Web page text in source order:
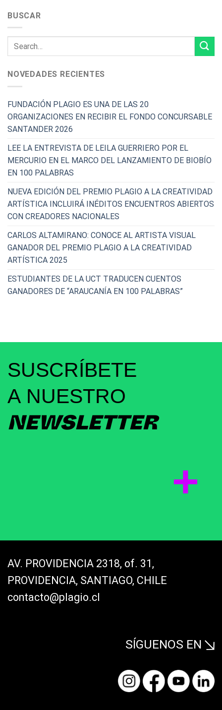
BUSCAR
NOVEDADES RECIENTES
FUNDACIÓN PLAGIO ES UNA DE LAS 20
ORGANIZACIONES EN RECIBIR EL FONDO CONCURSABLE
SANTANDER 2026
LEE LA ENTREVISTA DE LEILA GUERRIERO POR EL
MERCURIO EN EL MARCO DEL LANZAMIENTO DE BIOBÍO
EN 100 PALABRAS
NUEVA EDICIÓN DEL PREMIO PLAGIO A LA CREATIVIDAD
ARTÍSTICA INCLUIRÁ INÉDITOS ENCUENTROS ABIERTOS
CON CREADORES NACIONALES
CARLOS ALTAMIRANO: CONOCE AL ARTISTA VISUAL
GANADOR DEL PREMIO PLAGIO A LA CREATIVIDAD
ARTÍSTICA 2025
ESTUDIANTES DE LA UCT TRADUCEN CUENTOS
GANADORES DE “ARAUCANÍA EN 100 PALABRAS”
SUSCRÍBETE
A NUESTRO
NEWSLETTER
AV. PROVIDENCIA 2318, of. 31,
PROVIDENCIA, SANTIAGO, CHILE
contacto@plagio.cl
SÍGUENOS EN